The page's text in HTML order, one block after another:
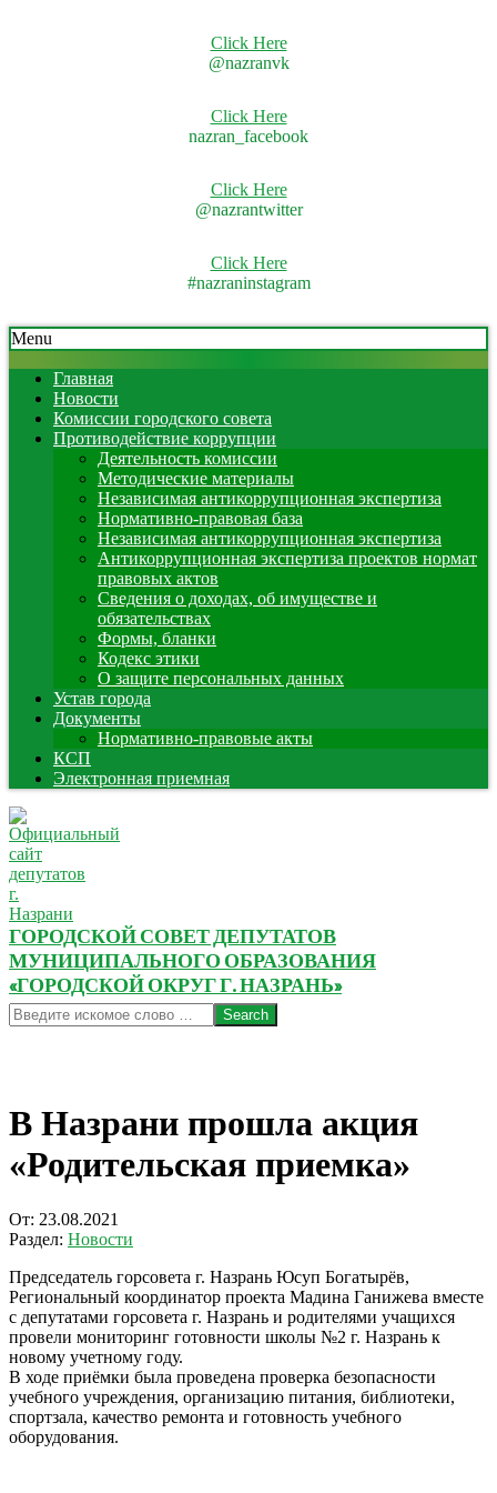
Click Here
@nazranvk
Click Here
nazran_facebook
Click Here
@nazrantwitter
Click Here
#nazraninstagram
Skip
to
content
Secondary
Navigation
Menu
Menu
Главная
Новости
Комиссии городского совета
Противодействие коррупции
Деятельность комиссии
Методические материалы
Независимая антикоррупционная экспертиза
Нормативно-правовая база
Независимая антикоррупционная экспертиза
Антикоррупционная экспертиза проектов нормат
правовых актов
Сведения о доходах, об имуществе и
обязательствах
Формы, бланки
Кодекс этики
О защите персональных данных
Устав города
Документы
Нормативно-правовые акты
КСП
Электронная приемная
ГОРОДСКОЙ СОВЕТ ДЕПУТАТОВ
МУНИЦИПАЛЬНОГО ОБРАЗОВАНИЯ
«ГОРОДСКОЙ ОКРУГ Г. НАЗРАНЬ»
Search
В Назрани прошла акция
«Родительская приемка»
От: 23.08.2021
Раздел: Новости
Председатель горсовета г. Назрань Юсуп Богатырёв,
Региональный координатор проекта Мадина Ганижева вместе
с депутатами горсовета г. Назрань и родителями учащихся
провели мониторинг готовности школы №2 г. Назрань к
новому учетному году.
В ходе приёмки была проведена проверка безопасности
учебного учреждения, организацию питания, библиотеки,
спортзала, качество ремонта и готовность учебного
оборудования.